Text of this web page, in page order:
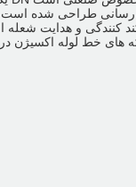
طراحی شده است.
کنندگی و هدایت شعله